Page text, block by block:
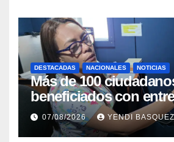
DESTACADAS NACIONALES NOTICIAS
Más de 100
beneficiados con
prótesis auditivas en el
Rehabilitación J.J.
07/08/2026 YENDI BASQUEZ